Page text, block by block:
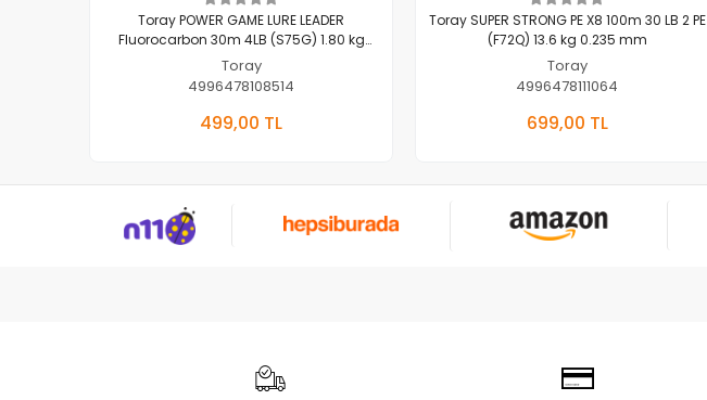
Toray POWER GAME LURE LEADER
Fluorocarbon 30m 4LB (S75G) 1.80 kg
0.148 mm
Toray
4996478108514
499,00 TL
Toray SUPER STRONG PE X8 100m 30 LB 2 PE
(F72Q) 13.6 kg 0.235 mm
Toray
4996478111064
699,00 TL